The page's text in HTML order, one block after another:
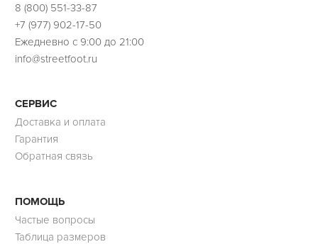
8 (800) 551-33-87
+7 (977) 902-17-50
Ежедневно с 9:00 до 21:00
info@streetfoot.ru
СЕРВИС
Доставка и оплата
Гарантия
Обратная связь
ПОМОЩЬ
Частые вопросы
Таблица размеров